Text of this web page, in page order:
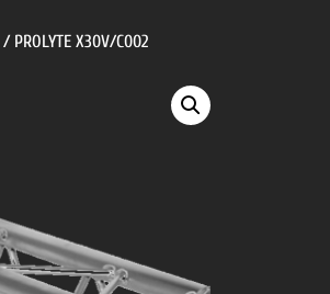
/ PROLYTE X30V/C002